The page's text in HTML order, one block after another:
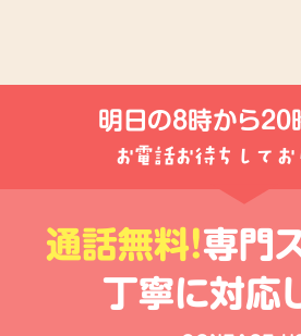
明日の8時から20
お電話お待ちしてお
通話無料!専門
丁寧に対応